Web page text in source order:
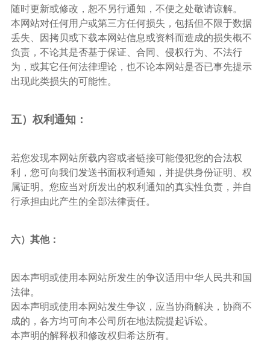
随时更新或修改，恕不另行通知，不便之处敬请谅解。
本网站对任何用户或第三方任何损失，包括但不限于数据
丢失、因拷贝或下载本网站信息或资料而造成的损失概不
负责，不论其是否基于保证、合同、侵权行为、不法行
为，或其它任何法律理论，也不论本网站是否已事先提示
出现此类损失的可能性。
五）权利通知：
若您发现本网站所载内容或者链接可能侵犯您的合法权
利，您可向我们发送书面权利通知，并提供身份证明、权
属证明。您应当对所发出的权利通知的真实性负责，并自
行承担由此产生的全部法律责任。
六）其他：
因本声明或使用本网站所发生的争议适用中华人民共和国
法律。
因本声明或使用本网站发生争议，应当协商解决，协商不
成的，各方均可向本公司所在地法院提起诉讼。
本声明的解释权和修改权归希达所有。